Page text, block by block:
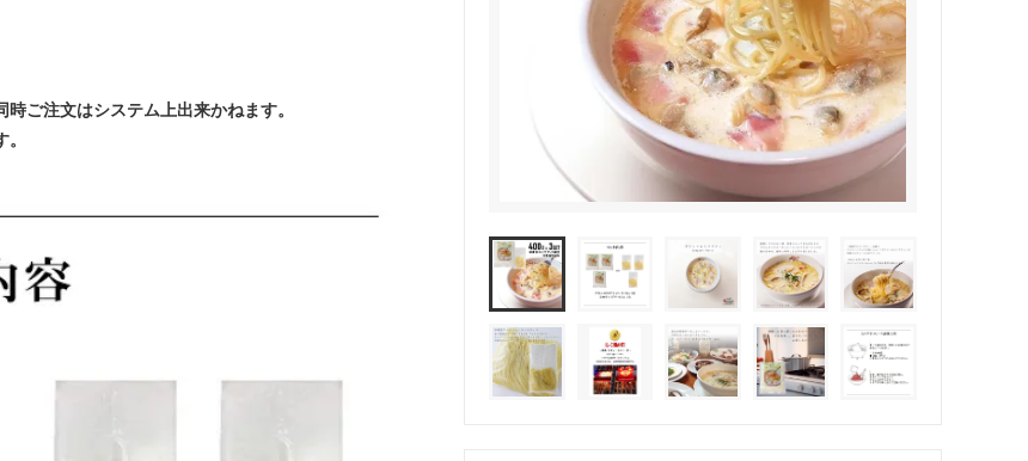
ご注文はシステム上出来かねます。